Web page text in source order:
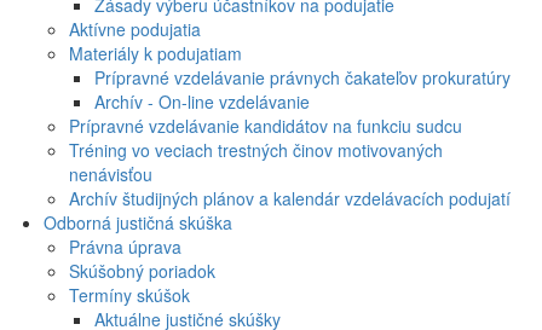
Zásady výberu účastníkov na podujatie
Aktívne podujatia
Materiály k podujatiam
Prípravné vzdelávanie právnych čakateľov prokuratúry
Archív - On-line vzdelávanie
Prípravné vzdelávanie kandidátov na funkciu sudcu
Tréning vo veciach trestných činov motivovaných
nenávisťou
Archív študijných plánov a kalendár vzdelávacích podujatí
Odborná justičná skúška
Právna úprava
Skúšobný poriadok
Termíny skúšok
Aktuálne justičné skúšky